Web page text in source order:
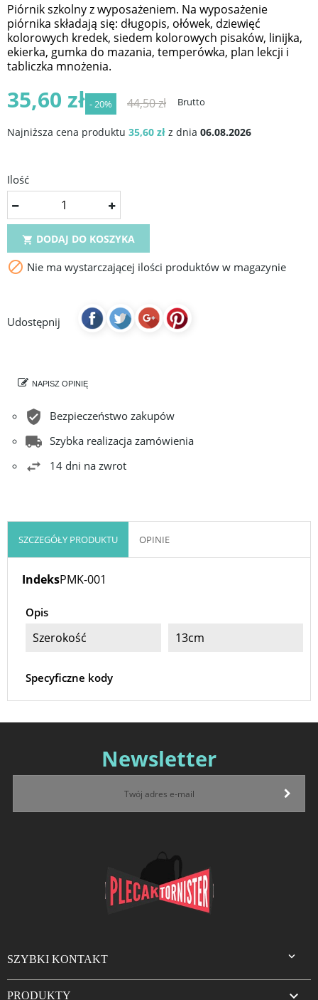
Piórnik szkolny z wyposażeniem. Na wyposażenie
piórnika składają się: długopis, ołówek, dziewięć
kolorowych kredek, siedem kolorowych pisaków, linijka,
ekierka, gumka do mazania, temperówka, plan lekcji i
tabliczka mnożenia.
35,60 zł - 20% 44,50 zł Brutto
Najniższa cena produktu 35,60 zł z dnia 06.08.2026
Ilość
 DODAJ DO KOSZYKA
 Nie ma wystarczającej ilości produktów w magazynie
Udostępnij
NAPISZ OPINIĘ
Bezpieczeństwo zakupów
Szybka realizacja zamówienia
14 dni na zwrot
SZCZEGÓŁY PRODUKTU OPINIE
IndeksPMK-001
Opis
Szerokość 13cm
Specyficzne kody
Newsletter
SZYBKI KONTAKT 
PRODUKTY